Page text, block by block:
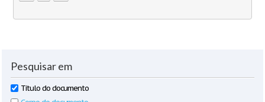
Pesquisar em
Título do documento